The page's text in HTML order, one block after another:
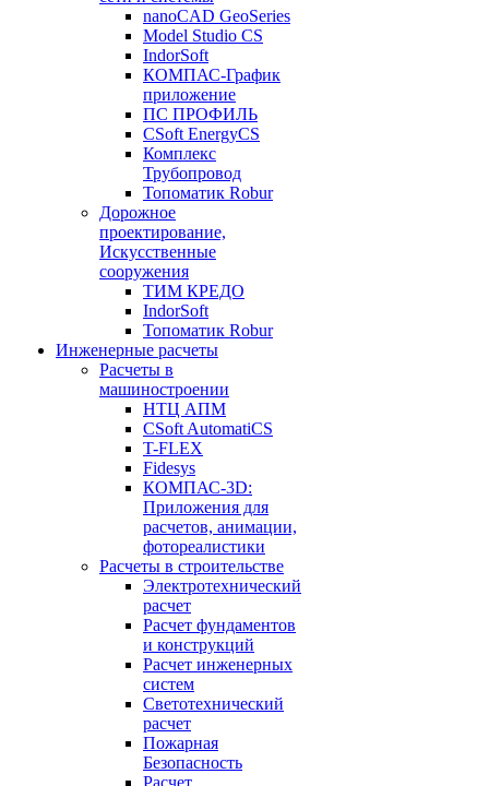
nanoCAD GeoSeries
Model Studio CS
IndorSoft
КОМПАС-График
приложение
ПС ПРОФИЛЬ
CSoft EnergyCS
Комплекс
Трубопровод
Топоматик Robur
Дорожное
проектирование,
Искусственные
сооружения
ТИМ КРЕДО
IndorSoft
Топоматик Robur
Инженерные расчеты
Расчеты в
машиностроении
НТЦ АПМ
CSoft AutomatiCS
T-FLEX
Fidesys
КОМПАС-3D:
Приложения для
расчетов, анимации,
фотореалистики
Расчеты в строительстве
Электротехнический
расчет
Расчет фундаментов
и конструкций
Расчет инженерных
систем
Светотехнический
расчет
Пожарная
Безопасность
Расчет